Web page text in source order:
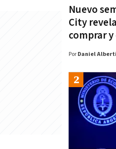
Nuevo
City
comprar
Por Daniel Alberti